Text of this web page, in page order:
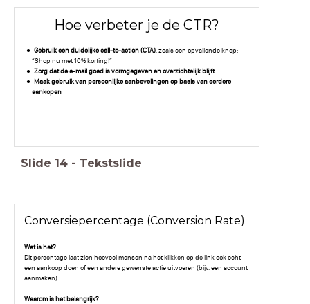
Hoe verbeter je de CTR?
Gebruik een duidelijke call-to-action (CTA),zoals een opvallende knop:
“Shop nu met 10% korting!”
Zorg dat de e-mail goed is vormgegeven en overzichtelijk blijft.
Maak gebruik van persoonlijke aanbevelingen op basis van eerdere
aankopen
Slide 14 - Tekstslide
Conversiepercentage (Conversion Rate)
Wat is het?
Dit percentage laat zien hoeveel mensen na het klikken op de link ook echt
een aankoop doen of een andere gewenste actie uitvoeren (bijv. een account
aanmaken).
Waarom is het belangrijk?